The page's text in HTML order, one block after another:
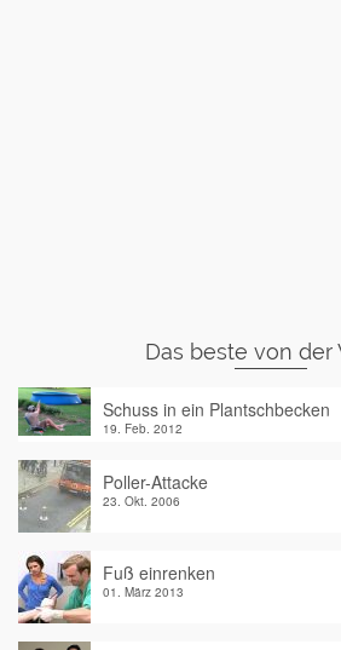
Das beste von der
Schuss in ein Plantschbecken
19. Feb. 2012
Poller-Attacke
23. Okt. 2006
Fuß einrenken
01. März 2013